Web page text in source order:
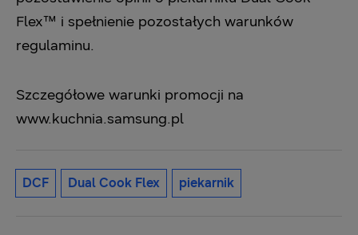
Flex™ i spełnienie pozostałych warunków
regulaminu.
Szczegółowe warunki promocji na
www.kuchnia.samsung.pl
DCF Dual Cook Flex piekarnik